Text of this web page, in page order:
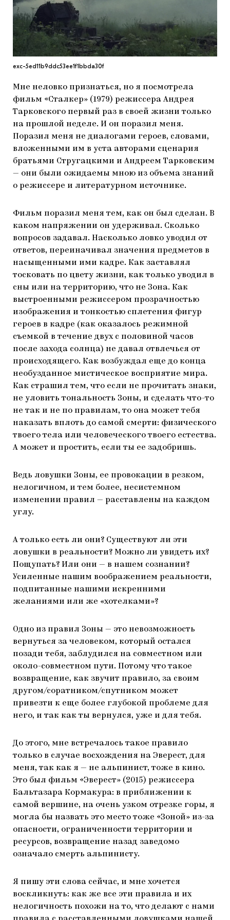
МАРІУПОЛЬСЬКІ МАРГІНАЛІЇ
ДОСЛІДНИЦЬКА ПЛАТФОРМА
ЗАПАЛЕННЯ
CARPATHIAN CULT ПРО РІЗДВЯНІ СВЯТА
exc-5ed11b9ddc53ee1f1bbda30f
Мне неловко признаться, но я посмотрела
фильм «Сталкер» (1979) режиссера Андрея
Тарковского первый раз в своей жизни только
на прошлой неделе. И он поразил меня.
Поразил меня не диалогами героев, словами,
вложенными им в уста авторами сценария
братьями Стругацкими и Андреем Тарковским
— они были ожидаемы мною из объема знаний
о режиссере и литературном источнике.
Фильм поразил меня тем, как он был сделан. В
каком напряжении он удерживал. Сколько
вопросов задавал. Насколько ловко уводил от
ответов, переиначивал значения предметов в
насыщенными ими кадре. Как заставлял
тосковать по цвету жизни, как только уводил в
сны или на территорию, что не Зона. Как
выстроенными режиссером прозрачностью
изображения и тонкостью сплетения фигур
героев в кадре (как оказалось режимной
съемкой в течение двух с половиной часов
после захода солнца) не давал отвлечься от
происходящего. Как возбуждал еще до конца
необузданное мистическое восприятие мира.
Как страшил тем, что если не прочитать знаки,
не уловить тональность Зоны, и сделать что-то
не так и не по правилам, то она может тебя
наказать вплоть до самой смерти: физического
твоего тела или человеческого твоего естества.
А может и простить, если ты ее задобришь.
Ведь ловушки Зоны, ее провокации в резком,
нелогичном, и тем более, несистемном
изменении правил — расставлены на каждом
углу.
А только есть ли они? Существуют ли эти
ловушки в реальности? Можно ли увидеть их?
Пощупать? Или они — в нашем сознании?
Усиленные нашим воображением реальности,
подпитанные нашими искренними
желаниями или же «хотелками»?
Одно из правил Зоны — это невозможность
вернуться за человеком, который остался
позади тебя, заблудился на совместном или
около-совместном пути. Потому что такое
возвращение, как звучит правило, за своим
другом/соратником/спутником может
привезти к еще более глубокой проблеме для
него, и так как ты вернулся, уже и для тебя.
До этого, мне встречалось такое правило
только в случае восхождения на Эверест, для
меня, так как я — не альпинист, тоже в кино.
Это был фильм «Эверест» (2015) режиссера
Бальтазара Кормакура: в приближении к
самой вершине, на очень узком отрезке горы, я
могла бы назвать это место тоже «Зоной» из-за
опасности, ограниченности территории и
ресурсов, возвращение назад заведомо
означало смерть альпинисту.
Я пишу эти слова сейчас, и мне хочется
воскликнуть: как же все эти правила и их
нелогичность похожи на то, что делают с нами